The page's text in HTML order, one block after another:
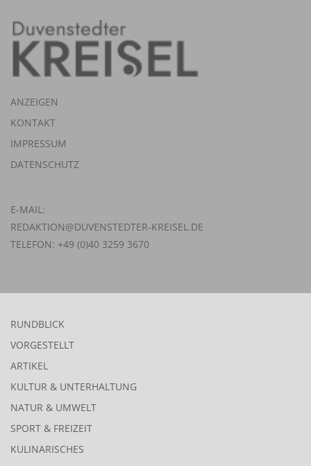
ANZEIGEN
KONTAKT
IMPRESSUM
DATENSCHUTZ
E-MAIL:
REDAKTION@DUVENSTEDTER-KREISEL.DE
TELEFON: +49 (0)40 3259 3670
RUNDBLICK
VORGESTELLT
ARTIKEL
KULTUR & UNTERHALTUNG
NATUR & UMWELT
SPORT & FREIZEIT
KULINARISCHES